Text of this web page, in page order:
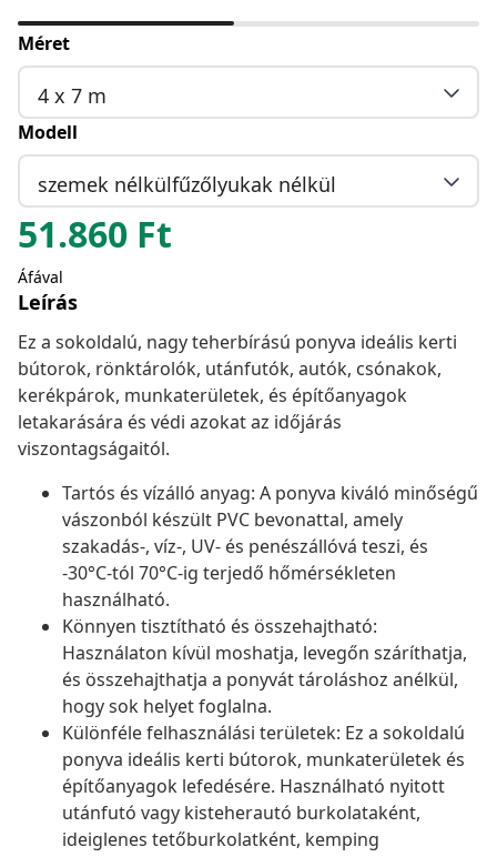
Méret
4 x 7 m
Modell
szemek nélkülfűzőlyukak nélkül
51.860 Ft
Áfával
Leírás
Ez a sokoldalú, nagy teherbírású ponyva ideális kerti
bútorok, rönktárolók, utánfutók, autók, csónakok,
kerékpárok, munkaterületek, és építőanyagok
letakarására és védi azokat az időjárás
viszontagságaitól.
Tartós és vízálló anyag: A ponyva kiváló minőségű
vászonból készült PVC bevonattal, amely
szakadás-, víz-, UV- és penészállóvá teszi, és
-30°C-tól 70°C-ig terjedő hőmérsékleten
használható.
Könnyen tisztítható és összehajtható:
Használaton kívül moshatja, levegőn száríthatja,
és összehajthatja a ponyvát tároláshoz anélkül,
hogy sok helyet foglalna.
Különféle felhasználási területek: Ez a sokoldalú
ponyva ideális kerti bútorok, munkaterületek és
építőanyagok lefedésére. Használható nyitott
utánfutó vagy kisteherautó burkolataként,
ideiglenes tetőburkolatként, kemping